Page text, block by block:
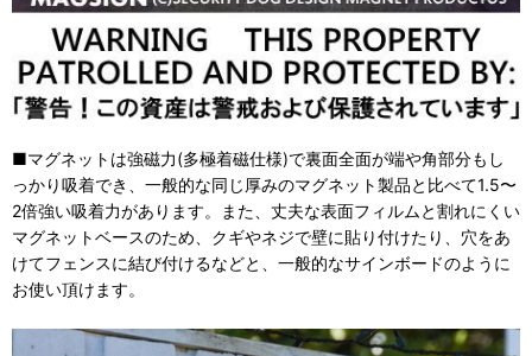
■マグネットは強磁力(多極着磁仕様)で裏面全面が端や角部分もし
っかり吸着でき、一般的な同じ厚みのマグネット製品と比べて1.5〜
2倍強い吸着力があります。また、丈夫な表面フィルムと割れにくい
マグネットベースのため、クギやネジで壁に貼り付けたり、穴をあ
けてフェンスに結び付けるなどと、一般的なサインボードのように
お使い頂けます。